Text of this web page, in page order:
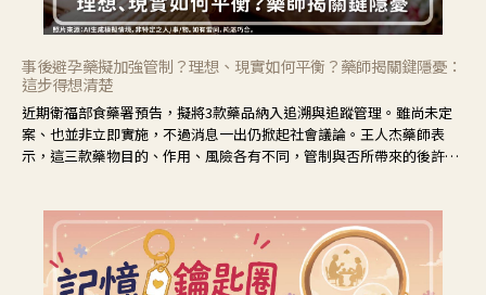
事後避孕藥擬加強管制？理想、現實如何平衡？藥師揭關鍵隱憂：
這步得想清楚
近期衛福部食藥署預告，擬將3款藥品納入追溯與追蹤管理。雖尚未定
案、也並非立即實施，不過消息一出仍掀起社會議論。王人杰藥師表
示，這三款藥物目的、作用、風險各有不同，管制與否所帶來的後許影